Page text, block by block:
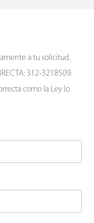
a tu solicitud.
312-3218509.
como la Ley lo